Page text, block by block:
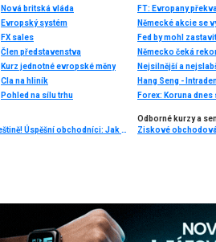
Nová britská vláda
Evropský systém
FX sales
Člen představenstva
Kurz jednotné evropské měny
Cla na hliník
Pohled na sílu trhu
Německé akcie se
Fed by mohl
Nejsilnější a
Hang Seng -
Světový bestseller o tradingu v češtině! Úspěšní obchodníci: Jak běžní lidé porážejí Wall Street v jeho vlastní hře
Odborné kurzy a